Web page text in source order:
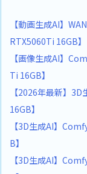
【動画生成AI】
RTX5060Ti 16GB】
【画像生成AI】
Ti 16GB】
【2026年最新】
16GB】
【3D生成AI】
B】
【3D生成AI】